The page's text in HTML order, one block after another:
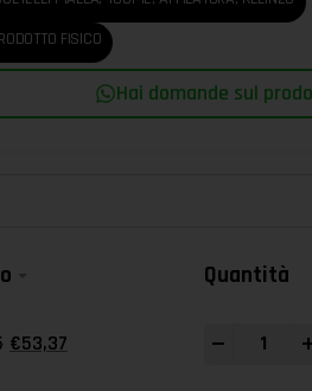
FISICO
Hai domande sul
Quantità
€53,37